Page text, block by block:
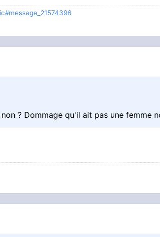
? Dommage qu'il ait pas une femme